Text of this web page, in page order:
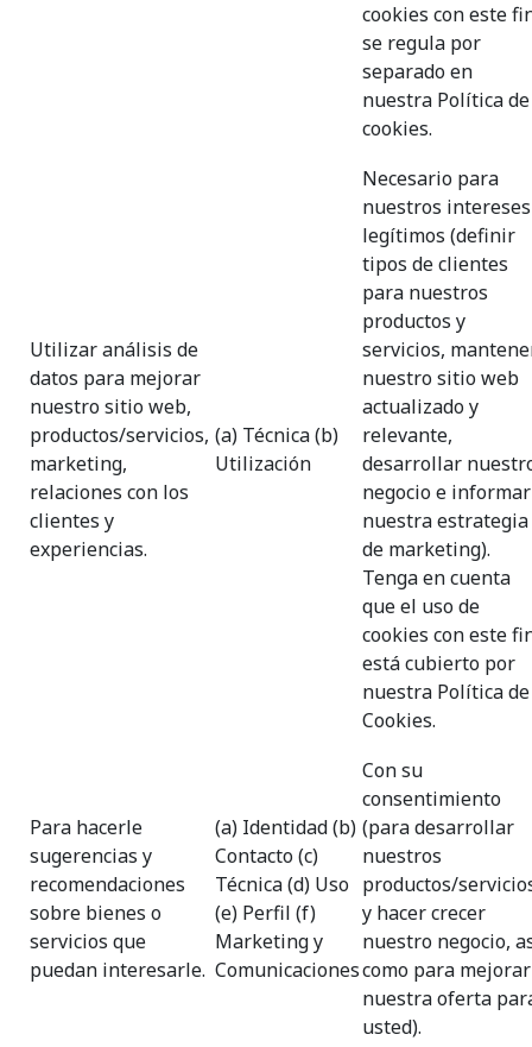
cookies con este
se regula por
separado en
nuestra Política de
cookies.
Utilizar análisis de
datos para mejorar
nuestro sitio web,
productos/servicios,
marketing,
relaciones con los
clientes y
experiencias.
(a) Técnica (b)
Utilización
Necesario para
nuestros intereses
legítimos (definir
tipos de clientes
para nuestros
productos y
servicios,
nuestro sitio web
actualizado y
relevante,
desarrollar
negocio e informar
nuestra estrategia
de marketing).
Tenga en cuenta
que el uso de
cookies con este
está cubierto por
nuestra Política de
Cookies.
Para hacerle
sugerencias y
recomendaciones
sobre bienes o
servicios que
puedan interesarle.
(a) Identidad (b)
Contacto (c)
Técnica (d) Uso
(e) Perfil (f)
Marketing y
Comunicaciones
Con su
consentimiento
(para desarrollar
nuestros
productos/
y hacer crecer
nuestro negocio,
como para mejorar
nuestra oferta
usted).